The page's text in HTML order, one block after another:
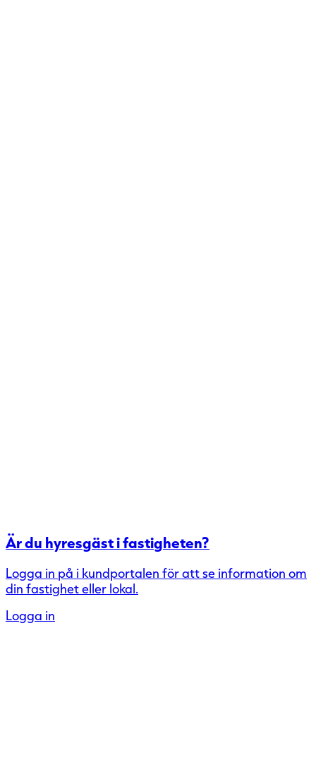
Är du hyresgäst i fastigheten?
Logga in på i kundportalen för att se information om
din fastighet eller lokal.
Logga in